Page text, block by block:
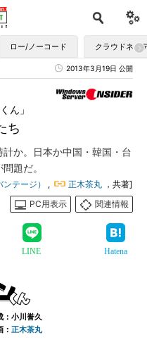
ロー/ノーコード クラウドネイ
2013年3月19日 公開
ち
ん」
か。日本か中国・韓国・台
題だ。
テージ） , 正木茶丸 ，共著]
PC用表示
関連情報
LINE Hatena
：小川誉久
： 正木茶丸